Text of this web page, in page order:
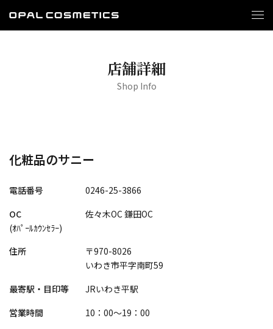
店舗詳細
Shop Info
化粧品のサニー
電話番号
0246-25-3866
OC
(ｵﾊﾟｰﾙｶｳﾝｾﾗｰ)
佐々木OC 鎌田OC
住所
〒970-8026
いわき市平字南町59
最寄駅・目印等
JRいわき平駅
営業時間
10：00～19：00